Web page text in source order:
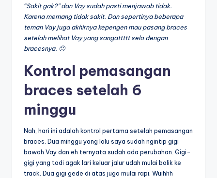
“Sakit gak?” dan Vay sudah pasti menjawab tidak.
Karena memang tidak sakit. Dan sepertinya beberapa
teman Vay juga akhirnya kepengen mau pasang braces
setelah melihat Vay yang sangattttt selo dengan
bracesnya. 🙂
Kontrol pemasangan
braces setelah 6
minggu
Nah, hari ini adalah kontrol pertama setelah pemasangan
braces. Dua minggu yang lalu saya sudah ngintip gigi
bawah Vay dan eh ternyata sudah ada perubahan. Gigi-
gigi yang tadi agak lari keluar jalur udah mulai balik ke
track. Dua gigi gede di atas juga mulai rapi. Wuihhh